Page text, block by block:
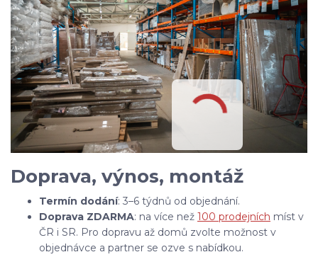
Doprava, výnos, montáž
Termín dodání: 3–6 týdnů od objednání.
Doprava ZDARMA: na více než 100 prodejních míst v
ČR i SR. Pro dopravu až domů zvolte možnost v
objednávce a partner se ozve s nabídkou.